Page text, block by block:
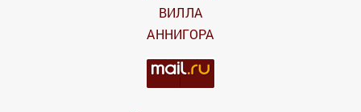
ВИЛЛА
АННИГОРА